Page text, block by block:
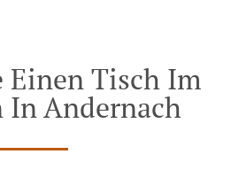
Einen Tisch Im
In Andernach